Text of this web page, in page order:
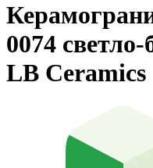
0074
LB Ceramics